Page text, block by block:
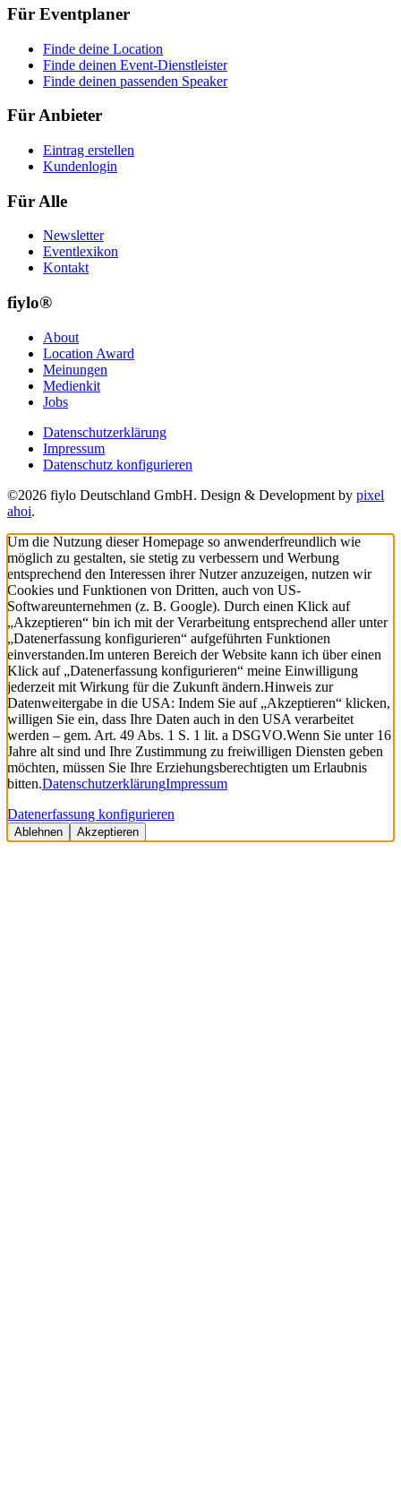
Für Eventplaner
Finde deine Location
Finde deinen Event-Dienstleister
Finde deinen passenden Speaker
Für Anbieter
Eintrag erstellen
Kundenlogin
Für Alle
Newsletter
Eventlexikon
Kontakt
fiylo®
About
Location Award
Meinungen
Medienkit
Jobs
Datenschutzerklärung
Impressum
Datenschutz konfigurieren
©2026 fiylo Deutschland GmbH. Design & Development by pixel
ahoi.
Um die Nutzung dieser Homepage so anwenderfreundlich wie
möglich zu gestalten, sie stetig zu verbessern und Werbung
entsprechend den Interessen ihrer Nutzer anzuzeigen, nutzen wir
Cookies und Funktionen von Dritten, auch von US-
Softwareunternehmen (z. B. Google). Durch einen Klick auf
„Akzeptieren“ bin ich mit der Verarbeitung entsprechend aller unter
„Datenerfassung konfigurieren“ aufgeführten Funktionen
einverstanden.Im unteren Bereich der Website kann ich über einen
Klick auf „Datenerfassung konfigurieren“ meine Einwilligung
jederzeit mit Wirkung für die Zukunft ändern.Hinweis zur
Datenweitergabe in die USA: Indem Sie auf „Akzeptieren“ klicken,
willigen Sie ein, dass Ihre Daten auch in den USA verarbeitet
werden – gem. Art. 49 Abs. 1 S. 1 lit. a DSGVO.Wenn Sie unter 16
Jahre alt sind und Ihre Zustimmung zu freiwilligen Diensten geben
möchten, müssen Sie Ihre Erziehungsberechtigten um Erlaubnis
bitten.DatenschutzerklärungImpressum
Datenerfassung konfigurieren
Ablehnen Akzeptieren